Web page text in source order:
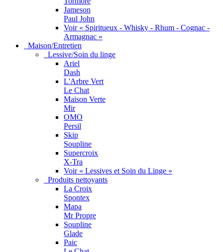
Jameson
Paul John
Voir « Spiritueux - Whisky - Rhum - Cognac -
Armagnac »
Maison/Entretien
Lessive/Soin du linge
Ariel
Dash
L'Arbre Vert
Le Chat
Maison Verte
Mir
OMO
Persil
Skip
Soupline
Supercroix
X-Tra
Voir « Lessives et Soin du Linge »
Produits nettoyants
La Croix
Spontex
Mapa
Mr Propre
Soupline
Glade
Paic